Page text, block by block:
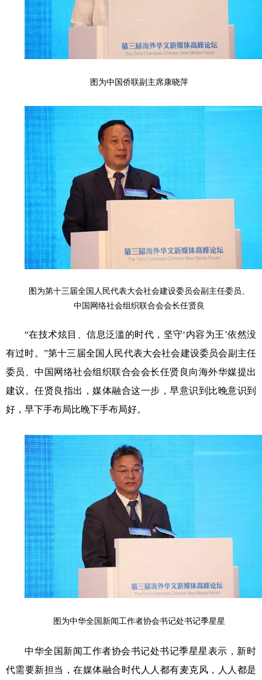
图为中国侨联副主席康晓萍
图为第十三届全国人民代表大会社会建设委员会副主任委员、
中国网络社会组织联合会会长任贤良
“在技术炫目、信息泛滥的时代，坚守‘内容为王’依然没
有过时。”第十三届全国人民代表大会社会建设委员会副主任
委员、中国网络社会组织联合会会长任贤良向海外华媒提出
建议。任贤良指出，媒体融合这一步，早意识到比晚意识到
好，早下手布局比晚下手布局好。
图为中华全国新闻工作者协会书记处书记季星星
中华全国新闻工作者协会书记处书记季星星表示，新时
代需要新担当，在媒体融合时代人人都有麦克风，人人都是